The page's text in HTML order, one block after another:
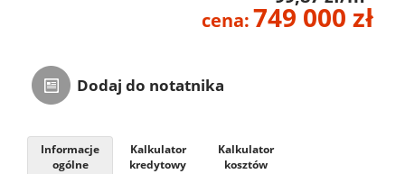
cena:749 000 zł
Dodaj do notatnika
Informacje
ogólne
Kalkulator
kredytowy
Kalkulator
kosztów